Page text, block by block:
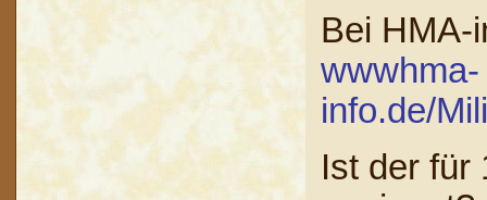
Bei HMA-
wwwhma-
info.de/
Ist der für